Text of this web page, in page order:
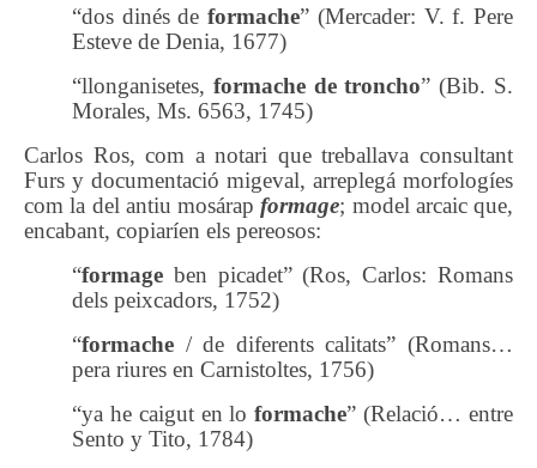
“dos dinés deformache” (Mercader: V. f. Pere
Esteve de Denia, 1677)
“llonganisetes, formache de troncho” (Bib. S.
Morales, Ms. 6563, 1745)
Carlos Ros, com a notari que treballava consultant
Furs y documentació migeval, arreplegá morfologíes
com la del antiu mosárapformage; model arcaic que,
encabant, copiaríen els pereosos:
“formage ben picadet” (Ros, Carlos: Romans
dels peixcadors, 1752)
“formache / de diferents calitats” (Romans…
pera riures en Carnistoltes, 1756)
“ya he caigut en loformache” (Relació… entre
Sento y Tito, 1784)